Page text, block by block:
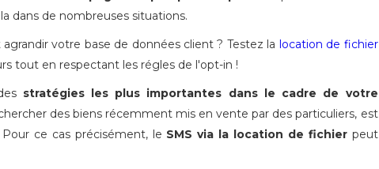
dans de nombreuses situations.
votre base de données client ? Testez la location de fichier
tout en respectant les régles de l'opt-in !
stratégies les plus importantes dans le cadre de votre
des biens récemment mis en vente par des particuliers, est
ce cas précisément, le SMS via la location de fichierpeut